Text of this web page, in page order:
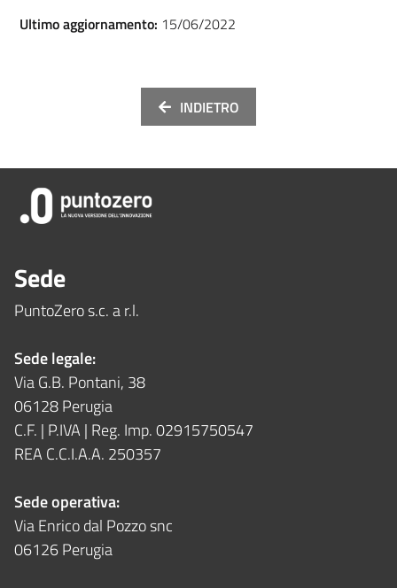
Ultimo aggiornamento: 15/06/2022
INDIETRO
Sede
PuntoZero s.c. a r.l.
Sede legale:
Via G.B. Pontani, 38
06128 Perugia
C.F. | P.IVA | Reg. Imp. 02915750547
REA C.C.I.A.A. 250357
Sede operativa:
Via Enrico dal Pozzo snc
06126 Perugia